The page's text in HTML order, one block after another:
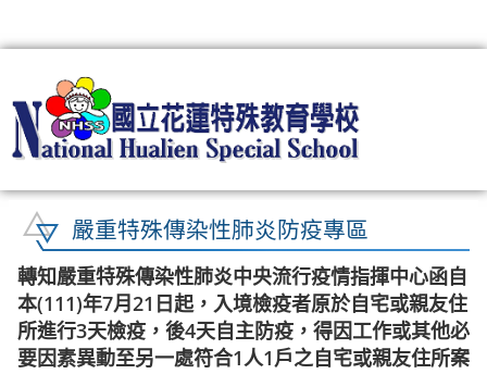
嚴重特殊傳染性肺炎防疫專區
轉知嚴重特殊傳染性肺炎中央流行疫情指揮中心函自
本(111)年7月21日起，入境檢疫者原於自宅或親友住
所進行3天檢疫，後4天自主防疫，得因工作或其他必
要因素異動至另一處符合1人1戶之自宅或親友住所案